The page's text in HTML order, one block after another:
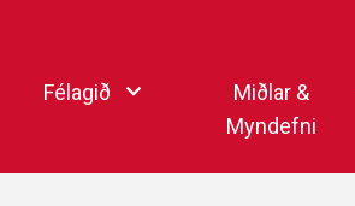
Félagið
Miðlar &
Myndefni